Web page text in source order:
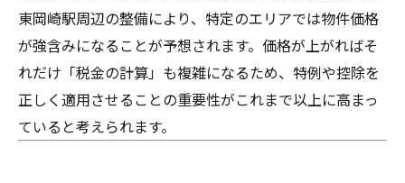
東岡崎駅周辺の整備により、特定のエリアでは物件価格
が強含みになることが予想されます。価格が上がればそ
れだけ「税金の計算」も複雑になるため、特例や控除を
正しく適用させることの重要性がこれまで以上に高まっ
ていると考えられます。